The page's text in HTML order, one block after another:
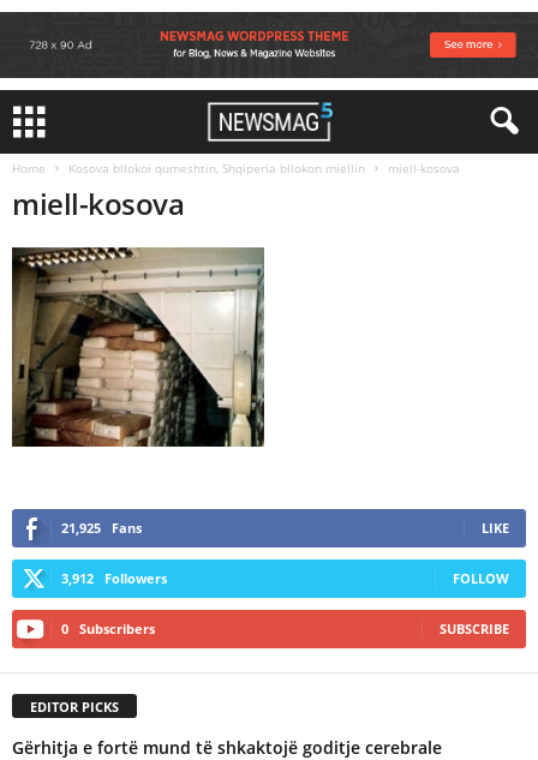
Home Kosova bllokoi qumeshtin, Shqiperia bllokon miellin miell-kosova
miell-kosova
21,925 Fans LIKE
3,912 Followers FOLLOW
0 Subscribers SUBSCRIBE
EDITOR PICKS
Gërhitja e fortë mund të shkaktojë goditje cerebrale